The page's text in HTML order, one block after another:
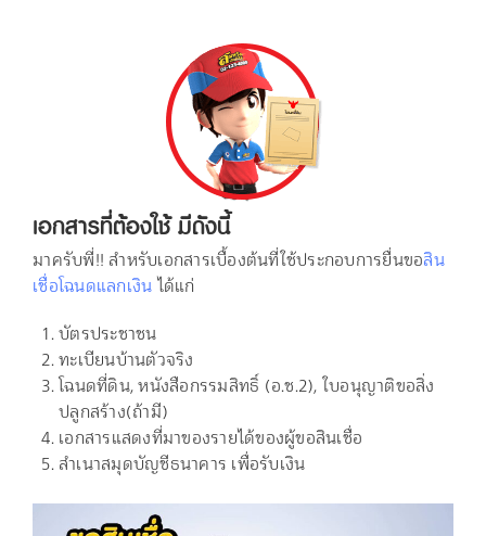
เอกสารที่ต้องใช้ มีดังนี้
มาครับพี่!! สำหรับเอกสารเบื้องต้นที่ใช้ประกอบการยื่นขอสิน
เชื่อโฉนดแลกเงินได้แก่
บัตรประชาชน
ทะเบียนบ้านตัวจริง
โฉนดที่ดิน, หนังสือกรรมสิทธิ์ (อ.ช.2), ใบอนุญาติขอสิ่ง
ปลูกสร้าง(ถ้ามี)
เอกสารแสดงที่มาของรายได้ของผู้ขอสินเชื่อ
สำเนาสมุดบัญชีธนาคาร เพื่อรับเงิน